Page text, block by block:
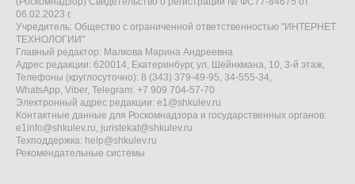
06.02.2023 г.
Учредитель: Общество с ограниченной ответственностью "ИНТЕРНЕТ
ТЕХНОЛОГИИ"
Главный редактор: Малкова Марина Андреевна
Адрес редакции: 620014, Екатеринбург, ул. Шейнкмана, 10, 3-й этаж,
Телефоны (круглосуточно): 8 (343) 379-49-95, 34-555-34,
WhatsApp, Viber, Telegram: +7 909 704-57-70
Электронный адрес редакции: e1@shkulev.ru
Контактные данные для Роскомнадзора и государственных органов:
e1info@shkulev.ru juristekat@shkulev.ru
Техподдержка: help@shkulev.ru
Рекомендательные системы